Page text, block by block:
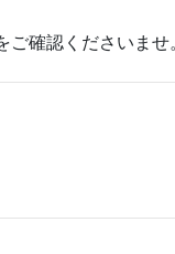
ご確認くださいませ